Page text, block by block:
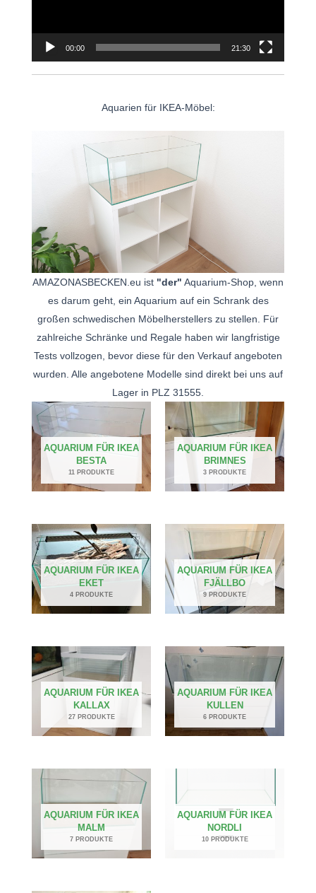
00:00 21:30
Aquarien für IKEA-Möbel:
AMAZONASBECKEN.eu ist "der" Aquarium-Shop, wenn
es darum geht, ein Aquarium auf ein Schrank des
großen schwedischen Möbelherstellers zu stellen. Für
zahlreiche Schränke und Regale haben wir langfristige
Tests vollzogen, bevor diese für den Verkauf angeboten
wurden. Alle angebotene Modelle sind direkt bei uns auf
Lager in PLZ 31555.
AQUARIUM FÜR IKEA
BESTA
11 PRODUKTE
AQUARIUM FÜR IKEA
BRIMNES
3 PRODUKTE
AQUARIUM FÜR IKEA
EKET
4 PRODUKTE
AQUARIUM FÜR IKEA
FJÄLLBO
9 PRODUKTE
AQUARIUM FÜR IKEA
KALLAX
27 PRODUKTE
AQUARIUM FÜR IKEA
KULLEN
6 PRODUKTE
AQUARIUM FÜR IKEA
MALM
7 PRODUKTE
AQUARIUM FÜR IKEA
NORDLI
10 PRODUKTE